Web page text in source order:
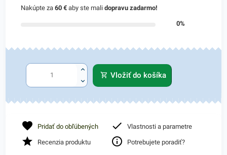
Nakúpte za60 € aby ste malidopravu zadarmo!
0%
Vložiť do košíka
Pridať do obľúbených Vlastnosti a parametre
Recenzia produktu Potrebujete poradiť?